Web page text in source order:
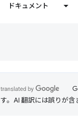
ドキュメント
す。AI 翻訳には誤りが含